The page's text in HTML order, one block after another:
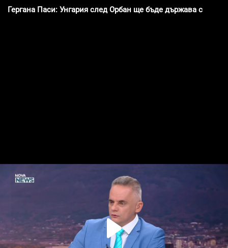
Гергана Паси: Унгария след Орбан ще бъде държава с